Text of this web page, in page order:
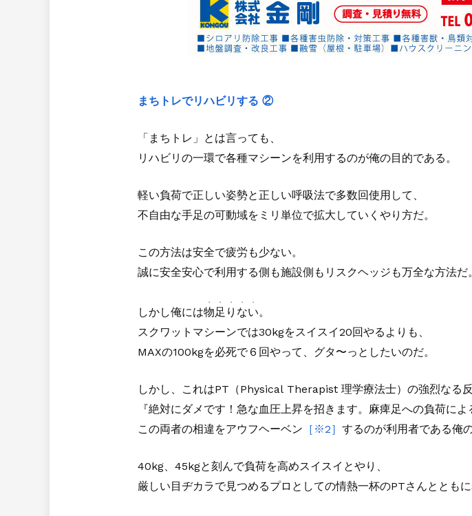
まちトレでリハビリする ②
「まちトレ」とは言っても、
リハビリの一環で各種マシーンを利用するのが俺の目的である。
軽い負荷で正しい姿勢と正しい呼吸法で多数回使用して、
不自由な手足の可動域をミリ単位で拡大していくやり方だ。
この方法は安全で疲労も少ない。
誠に安全安心で利用する側も施設側もリスクヘッジも万全な方法だ。
しかし俺には物足りない
・・・・・
。
スクワットマシーンでは30kgをスイスイ20回やるよりも、
MAXの100kgを必死で６回やって、グタ〜っとしたいのだ。
しかし、これはPT（Physical Therapist 理学療法士）の強烈なる反
『絶対にダメです！急な血圧上昇を招きます。麻痺足への負荷によ
この両者の相違をアウフヘーベン ［※2］ するのが利用者である俺
40kg、45kgと刻んで負荷を高めスイスイとやり、
厳しい目ヂカラで見つめるプロとしての情熱一杯のPTさんととも